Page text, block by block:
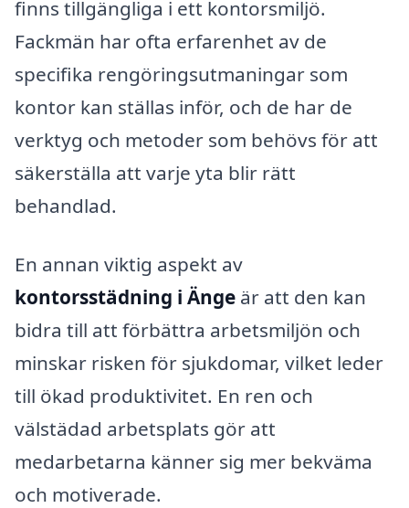
finns tillgängliga i ett kontorsmiljö.
Fackmän har ofta erfarenhet av de
specifika rengöringsutmaningar som
kontor kan ställas inför, och de har de
verktyg och metoder som behövs för att
säkerställa att varje yta blir rätt
behandlad.
En annan viktig aspekt av
kontorsstädning i Änge är att den kan
bidra till att förbättra arbetsmiljön och
minskar risken för sjukdomar, vilket leder
till ökad produktivitet. En ren och
välstädad arbetsplats gör att
medarbetarna känner sig mer bekväma
och motiverade.